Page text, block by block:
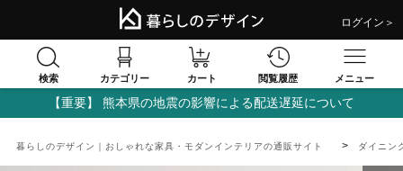
ログイン＞
検索 カテゴリー カート 閲覧履歴 メニュー
【重要】 熊本県の地震の影響による配送遅延について
暮らしのデザイン｜おしゃれな家具・モダンインテリアの通販サイト ダイニン